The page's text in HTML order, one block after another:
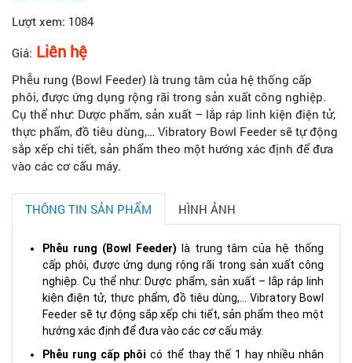
Lượt xem: 1084
Giá: Liên hệ
Phễu rung (Bowl Feeder) là trung tâm của hệ thống cấp
phôi, được ứng dụng rộng rãi trong sản xuất công nghiệp.
Cụ thể như: Dược phẩm, sản xuất – lắp ráp linh kiện điện tử,
thực phẩm, đồ tiêu dùng,… Vibratory Bowl Feeder sẽ tự động
sắp xếp chi tiết, sản phẩm theo một hướng xác định để đưa
vào các cơ cấu máy.
THÔNG TIN SẢN PHẨM HÌNH ẢNH
Phễu rung (Bowl Feeder)
là trung tâm của hệ thống
cấp phôi, được ứng dụng rộng rãi trong sản xuất công
nghiệp. Cụ thể như: Dược phẩm, sản xuất – lắp ráp linh
kiện điện tử, thực phẩm, đồ tiêu dùng,… Vibratory Bowl
Feeder sẽ tự động sắp xếp chi tiết, sản phẩm theo một
hướng xác định để đưa vào các cơ cấu máy.
Phễu rung cấp phôi có thể thay thế 1 hay nhiều nhân